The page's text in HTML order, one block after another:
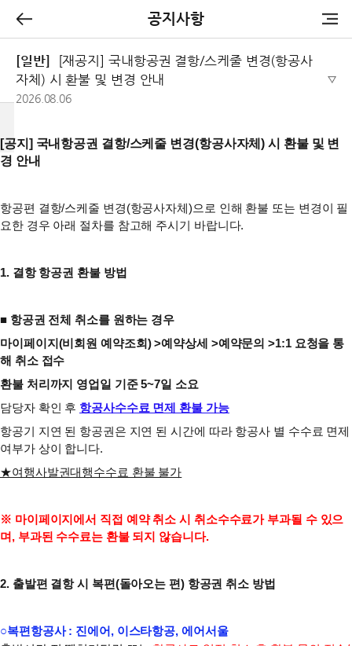
공지사항
[일반]
[재공지] 국내항공권 결항/스케줄 변경(항공사
자체) 시 환불 및 변경 안내
2026.08.06
[공지] 국내항공권 결항/스케줄 변경(항공사자체) 시 환불 및 변
경 안내
항공편 결항/스케줄 변경(항공사자체)으로 인해 환불 또는 변경이 필
요한 경우 아래 절차를 참고해 주시기 바랍니다.
1. 결항 항공권 환불 방법
■ 항공권 전체 취소를 원하는 경우
마이페이지(비회원 예약조회) >예약상세 >예약문의 >1:1 요청을 통
해 취소 접수
환불 처리까지 영업일 기준 5~7일 소요
담당자 확인 후 항공사수수료 면제 환불 가능
항공기 지연 된 항공권은 지연 된 시간에 따라 항공사 별 수수료 면제
여부가 상이 합니다.
★여행사발권대행수수료 환불 불가
※ 마이페이지에서 직접 예약 취소 시 취소수수료가 부과될 수 있으
며, 부과된 수수료는 환불 되지 않습니다.
2. 출발편 결항 시 복편(돌아오는 편) 항공권 취소 방법
○복편항공사 : 진에어, 이스타항공, 에어서울